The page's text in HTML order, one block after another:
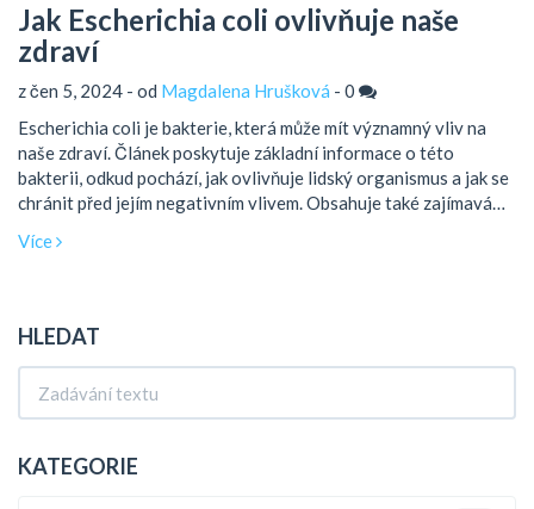
Jak Escherichia coli ovlivňuje naše
zdraví
z čen 5, 2024 - od Magdalena Hrušková - 0
Escherichia coli je bakterie, která může mít významný vliv na
naše zdraví. Článek poskytuje základní informace o této
bakterii, odkud pochází, jak ovlivňuje lidský organismus a jak se
chránit před jejím negativním vlivem. Obsahuje také zajímavá
Více
HLEDAT
KATEGORIE